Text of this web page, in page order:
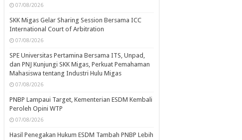
07/08/2026
SKK Migas Gelar Sharing Session Bersama ICC
International Court of Arbitration
07/08/2026
SPE Universitas Pertamina Bersama ITS, Unpad,
dan PNJ Kunjungi SKK Migas, Perkuat Pemahaman
Mahasiswa tentang Industri Hulu Migas
07/08/2026
PNBP Lampaui Target, Kementerian ESDM Kembali
Peroleh Opini WTP
07/08/2026
Hasil Penegakan Hukum ESDM Tambah PNBP Lebih